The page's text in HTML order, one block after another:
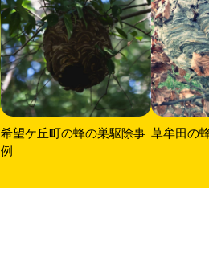
希望ケ丘町の蜂の巣駆除事
例
草牟田の